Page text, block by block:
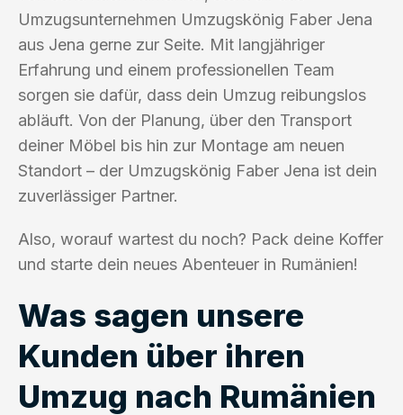
Umzugsunternehmen Umzugskönig Faber Jena
aus Jena gerne zur Seite. Mit langjähriger
Erfahrung und einem professionellen Team
sorgen sie dafür, dass dein Umzug reibungslos
abläuft. Von der Planung, über den Transport
deiner Möbel bis hin zur Montage am neuen
Standort – der Umzugskönig Faber Jena ist dein
zuverlässiger Partner.
Also, worauf wartest du noch? Pack deine Koffer
und starte dein neues Abenteuer in Rumänien!
Was sagen unsere
Kunden über ihren
Umzug nach Rumänien